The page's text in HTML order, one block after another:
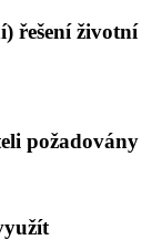
řešení životní
požadovány